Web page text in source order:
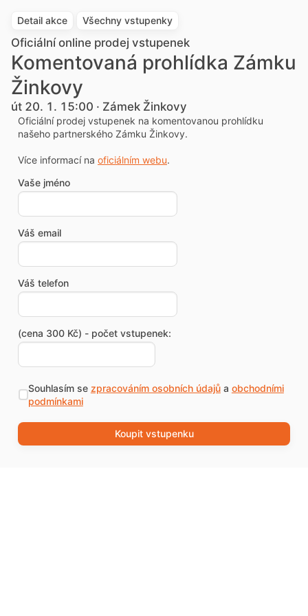
Detail akce Všechny vstupenky
Oficiální online prodej vstupenek
Komentovaná prohlídka Zámku
Žinkovy
út 20. 1. 15:00 · Zámek Žinkovy
Oficiální prodej vstupenek na komentovanou prohlídku
našeho partnerského Zámku Žinkovy.
Více informací na oficiálním webu.
Vaše jméno
Váš email
Váš telefon
(cena 300 Kč) - počet vstupenek:
Souhlasím se zpracováním osobních údajůa obchodními
podmínkami
Koupit vstupenku